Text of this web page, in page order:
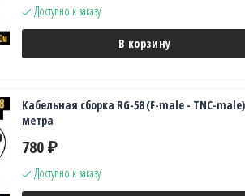
Доступно к заказу
В корзину
Кабельная сборка RG-58 (F-male - TNC-
метра
780 ₽
Доступно к заказу